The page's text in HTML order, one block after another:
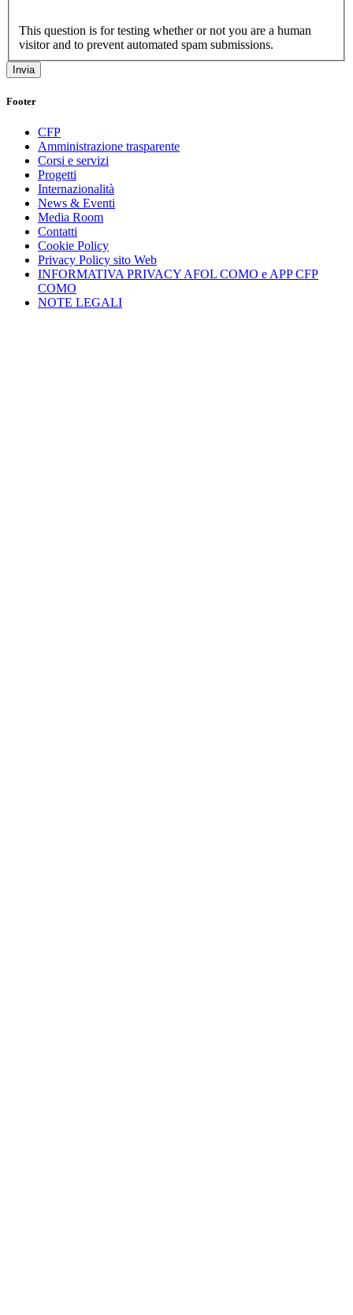
This question is for testing whether or not you are a human
visitor and to prevent automated spam submissions.
Footer
CFP
Amministrazione trasparente
Corsi e servizi
Progetti
Internazionalità
News & Eventi
Media Room
Contatti
Cookie Policy
Privacy Policy sito Web
INFORMATIVA PRIVACY AFOL COMO e APP CFP
COMO
NOTE LEGALI